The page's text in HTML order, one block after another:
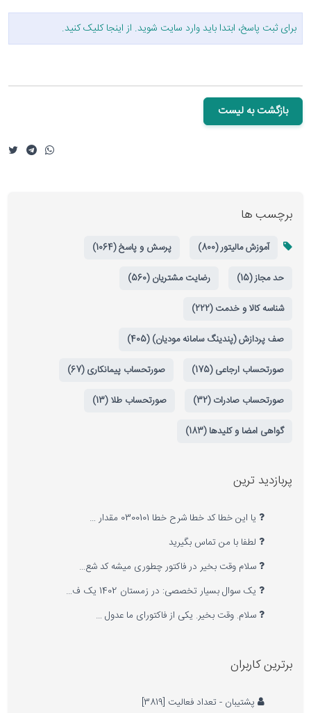
برای ثبت پاسخ، ابتدا باید وارد سایت شوید. از اینجاکلیک کنید.
بازگشت به لیست
برچسب ها
آموزش مالیتور (800)
پرسش و پاسخ (1064)
حد مجاز (15)
رضایت مشتریان (560)
شناسه کالا و خدمت (222)
صف پردازش (پندینگ سامانه مودیان) (405)
صورتحساب ارجاعی (175)
صورتحساب پیمانکاری (67)
صورتحساب صادرات (32)
صورتحساب طلا (13)
گواهی امضا و کلیدها (183)
پربازدید ترین
یا این خطا کد خطا شرح خطا 0300101 مقدار …
لطفا با من تماس بگیرید
سلام وقت بخیر در فاکتور چطوری میشه کد شع…
یک سوال بسیار تخصصی: در زمستان 1402 یک ف…
سلام. وقت بخیر. یکی از فاکتورای ما عدول …
برترین کاربران
پشتیبان - تعداد فعالیت [3819]